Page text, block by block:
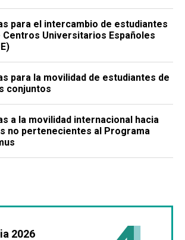
para el intercambio de estudiantes
Centros Universitarios Españoles
para la movilidad de estudiantes de
conjuntos
a la movilidad internacional hacia
no pertenecientes al Programa
2026